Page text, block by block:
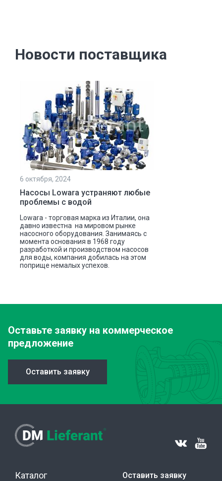
Новости поставщика
6 октября, 2024
Насосы Lowara устраняют любые
проблемы с водой
Lowara - торговая марка из Италии, она
давно известна на мировом рынке
насосного оборудования. Занимаясь с
момента основания в 1968 году
разработкой и производством насосов
для воды, компания добилась на этом
поприще немалых успехов.
Оставьте заявку на коммерческое
предложение
Оставить заявку
Каталог Оставить заявку